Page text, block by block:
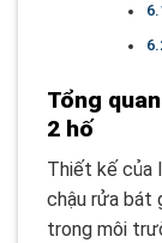
Tổng
2 hố
Thiết kế của
chậu rửa bát
trong môi